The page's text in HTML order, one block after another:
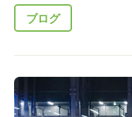
よくある質問
介護・医療施設
ホテル
工場・倉庫
東京
千葉
施工事例
完全ガイド
製品比較
ブログ